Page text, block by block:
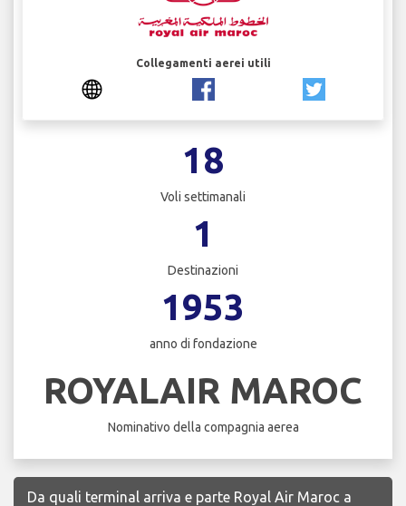
Collegamenti aerei utili
18
Voli settimanali
1
Destinazioni
1953
anno di fondazione
ROYALAIR MAROC
Nominativo della compagnia aerea
Da quali terminal arriva e parte Royal Air Maroc a